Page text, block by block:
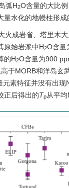
弧H2O含量的大比
水化的地幔柱形成
火成岩省、塔里木
原始岩浆中H2O含量
的H2O含量为900
于MORB和洋岛玄
素特征并没有出
正后得出的Tp从平